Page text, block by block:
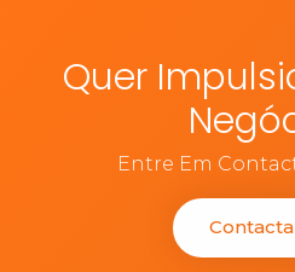
Quer
Entre Em